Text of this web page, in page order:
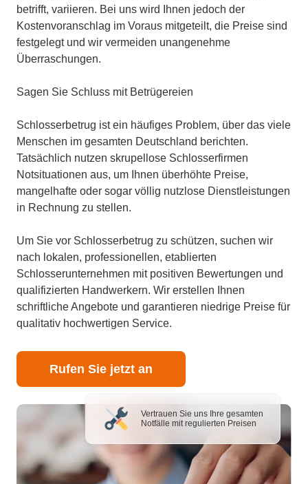
betrifft, variieren. Bei uns wird Ihnen jedoch der
Kostenvoranschlag im Voraus mitgeteilt, die Preise sind
festgelegt und wir vermeiden unangenehme
Überraschungen.
Sagen Sie Schluss mit Betrügereien
Schlosserbetrug ist ein häufiges Problem, über das viele
Menschen im gesamten Deutschland berichten.
Tatsächlich nutzen skrupellose Schlosserfirmen
Notsituationen aus, um Ihnen überhöhte Preise,
mangelhafte oder sogar völlig nutzlose Dienstleistungen
in Rechnung zu stellen.
Um Sie vor Schlosserbetrug zu schützen, suchen wir
nach lokalen, professionellen, etablierten
Schlosserunternehmen mit positiven Bewertungen und
qualifizierten Handwerkern. Wir erstellen Ihnen
schriftliche Angebote und garantieren niedrige Preise für
qualitativ hochwertigen Service.
Rufen Sie jetzt an
Vertrauen Sie uns Ihre gesamten
Notfälle mit regulierten Preisen